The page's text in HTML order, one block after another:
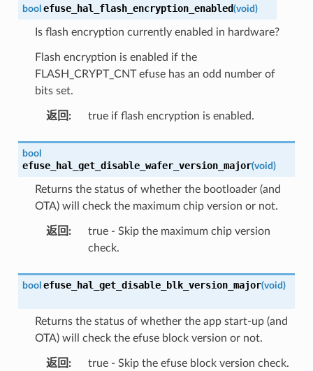
bool efuse_hal_flash_encryption_enabled(void)
Is flash encryption currently enabled in hardware?
Flash encryption is enabled if the
FLASH_CRYPT_CNT efuse has an odd number of
bits set.
返回 : true if flash encryption is enabled.
bool
efuse_hal_get_disable_wafer_version_major(void)
Returns the status of whether the bootloader (and
OTA) will check the maximum chip version or not.
返回 :
true - Skip the maximum chip version
check.
bool efuse_hal_get_disable_blk_version_major(void)
Returns the status of whether the app start-up (and
OTA) will check the efuse block version or not.
返回 : true - Skip the efuse block version check.